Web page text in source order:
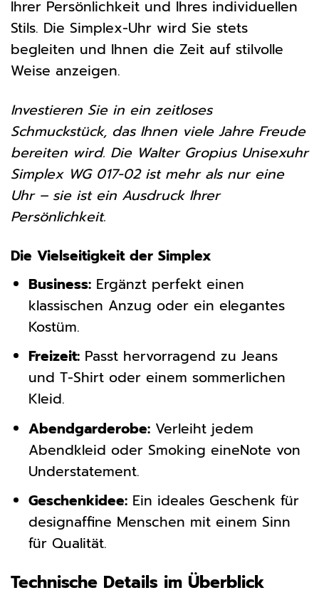
Ihrer Persönlichkeit und Ihres individuellen
Stils. Die Simplex-Uhr wird Sie stets
begleiten und Ihnen die Zeit auf stilvolle
Weise anzeigen.
Investieren Sie in ein zeitloses
Schmuckstück, das Ihnen viele Jahre Freude
bereiten wird. Die Walter Gropius Unisexuhr
Simplex WG 017-02 ist mehr als nur eine
Uhr – sie ist ein Ausdruck Ihrer
Persönlichkeit.
Die Vielseitigkeit der Simplex
Business:Ergänzt perfekt einen
klassischen Anzug oder ein elegantes
Kostüm.
Freizeit:Passt hervorragend zu Jeans
und T-Shirt oder einem sommerlichen
Kleid.
Abendgarderobe:Verleiht jedem
Abendkleid oder Smoking eineNote von
Understatement.
Geschenkidee:Ein ideales Geschenk für
designaffine Menschen mit einem Sinn
für Qualität.
Technische Details im Überblick